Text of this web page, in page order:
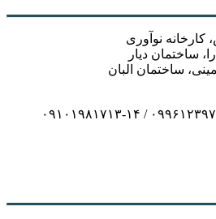
کارخانه نوآوری
ساختمان دیار
ساختمان البان